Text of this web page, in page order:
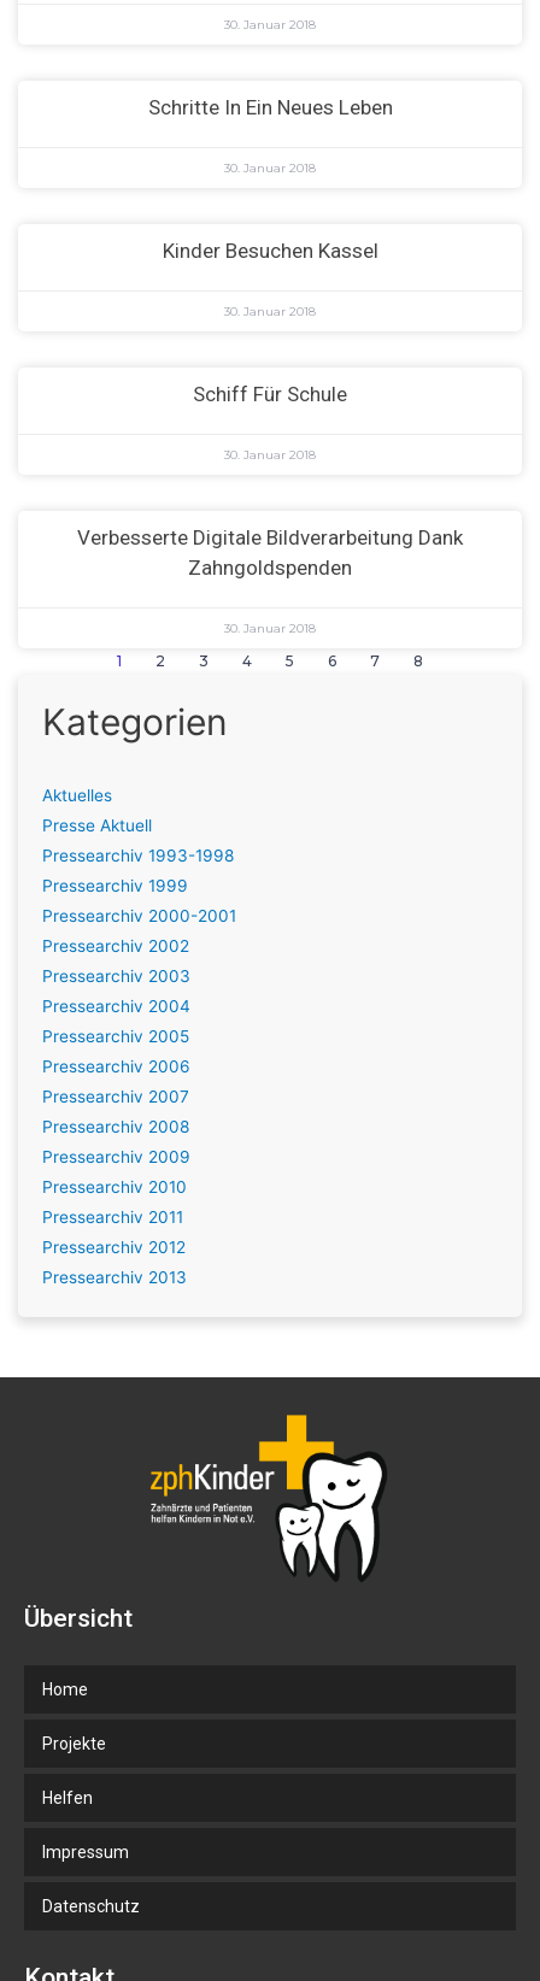
30. Januar 2018
Schritte In Ein Neues Leben
30. Januar 2018
Kinder Besuchen Kassel
30. Januar 2018
Schiff Für Schule
30. Januar 2018
Verbesserte Digitale Bildverarbeitung Dank
Zahngoldspenden
30. Januar 2018
1 2 3 4 5 6 7 8
Kategorien
Aktuelles
Presse Aktuell
Pressearchiv 1993-1998
Pressearchiv 1999
Pressearchiv 2000-2001
Pressearchiv 2002
Pressearchiv 2003
Pressearchiv 2004
Pressearchiv 2005
Pressearchiv 2006
Pressearchiv 2007
Pressearchiv 2008
Pressearchiv 2009
Pressearchiv 2010
Pressearchiv 2011
Pressearchiv 2012
Pressearchiv 2013
Übersicht
Home
Projekte
Helfen
Impressum
Datenschutz